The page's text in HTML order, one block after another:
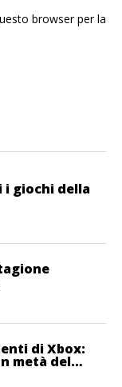
browser per la
i giochi della
di Xbox:
metà del